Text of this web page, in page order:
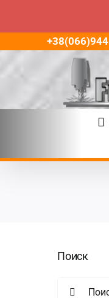
Пропустить
контента
Поиск